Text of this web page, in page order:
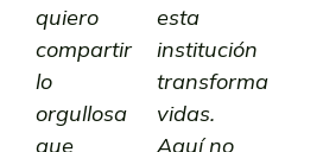
quiero
compartir
lo
orgullosa
que
esta
institución
transforma
vidas.
Aquí no